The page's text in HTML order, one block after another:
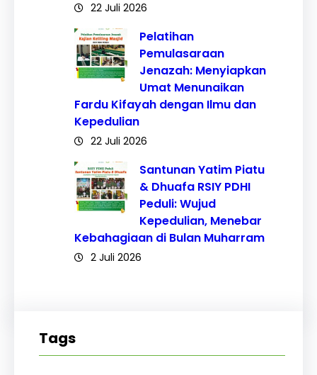
22 Juli 2026
Pelatihan
Pemulasaraan
Jenazah: Menyiapkan
Umat Menunaikan
Fardu Kifayah dengan Ilmu dan
Kepedulian
22 Juli 2026
Santunan Yatim Piatu
& Dhuafa RSIY PDHI
Peduli: Wujud
Kepedulian, Menebar
Kebahagiaan di Bulan Muharram
2 Juli 2026
Tags